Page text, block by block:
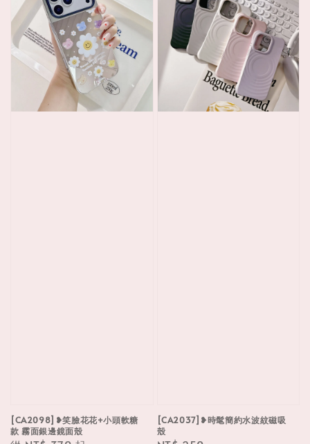
[CA2098]❥笑臉花花+小頭軟糖
款 霧面銀邊鏡面殼
[CA2037]❥時髦簡約水波紋磁吸
殼